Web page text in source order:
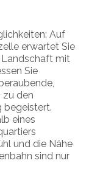
Auf
erwartet Sie
Landschaft mit
Sie
zu den
begeistert.
eines
und die Nähe
sind nur